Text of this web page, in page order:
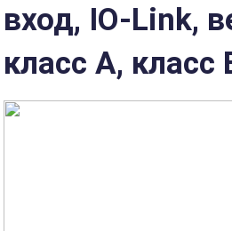
вход, IO-Link,
класс A, класс